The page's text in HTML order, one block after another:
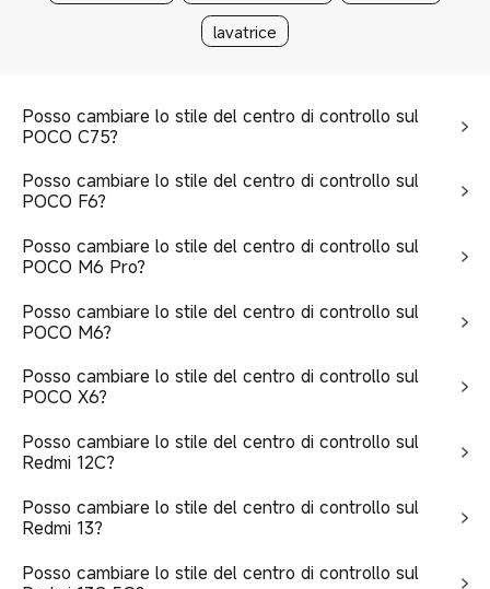
lavatrice
Posso cambiare lo stile del centro di controllo sul
POCO C75?
Posso cambiare lo stile del centro di controllo sul
POCO F6?
Posso cambiare lo stile del centro di controllo sul
POCO M6 Pro?
Posso cambiare lo stile del centro di controllo sul
POCO M6?
Posso cambiare lo stile del centro di controllo sul
POCO X6?
Posso cambiare lo stile del centro di controllo sul
Redmi 12C?
Posso cambiare lo stile del centro di controllo sul
Redmi 13?
Posso cambiare lo stile del centro di controllo sul